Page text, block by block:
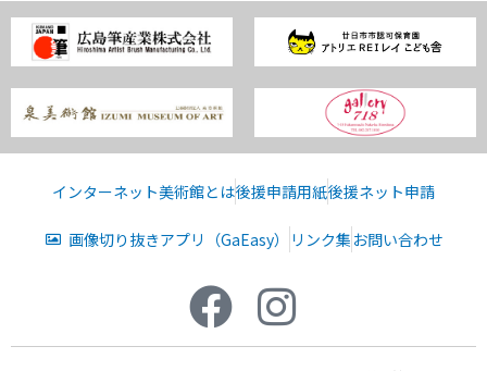
インターネット美術館とは後援申請用紙後援ネット申請
画像切り抜きアプリ（GaEasy） リンク集 お問い合わせ